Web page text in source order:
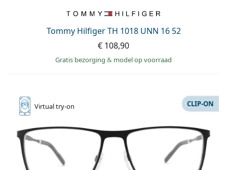
Tommy Hilfiger TH 1018 UNN 16 52
€ 108,90
Gratis bezorging & model op voorraad
Virtualtry-on CLIP-ON